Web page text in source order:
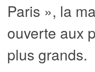
Paris », la
ouverte aux
plus grands.